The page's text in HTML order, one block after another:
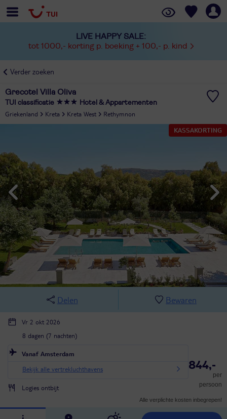
LIVE HAPPY SALE:
tot 1000,- korting p. boeking + 100,- p. kind
Verder zoeken
Grecotel Villa Oliva
TUI classificatie Hotel & Appartementen
Griekenland Kreta Kreta West
Rethymnon
KASSAKORTING
Delen Bewaren
Vr 2 okt 2026
8 dagen (7 nachten)
Vanaf Amsterdam
Bekijk alle vertrekluchthavens
Logies ontbijt
844,-
per
persoon
Alle verplichte kosten inbegrepen!